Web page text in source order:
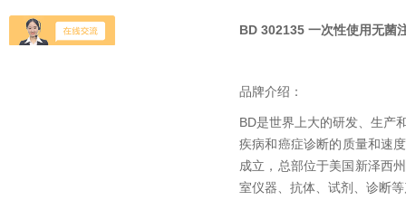
BD 302135 一次性使用无菌
品牌介绍：
BD是世界上大的研发、生产
疾病和癌症诊断的质量和速
成立，总部位于美国新泽西
室仪器、抗体、试剂、诊断